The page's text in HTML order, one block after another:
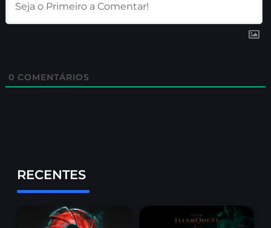
0 COMENTÁRIOS
RECENTES